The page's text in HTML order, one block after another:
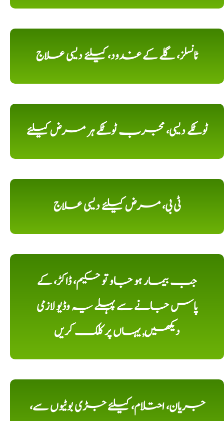
ٹانسلز، گلے کے غدود، کیلئے دیسی علاج
ٹوٹکے دیسی، مجرب ٹوٹکے ہر مرض کیلئے
ٹی بی، مرض کیلئے دیسی علاج
جب بیمار ہو جاو تو حکیم، ڈاکڑ، کے
پاس جانے سے پہلے یہ وڈیو لازمی
دیکھیں, یہاں پر کلک کریں
جریان، احتلام، کیلئے جڑی بوٹیوں سے،